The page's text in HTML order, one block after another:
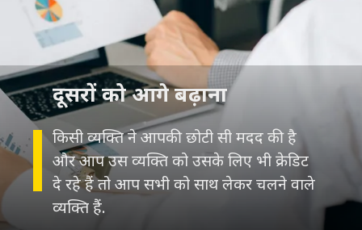
किसी व्यक्ति ने आपकी छोटी सी मदद की है
और आप उस व्यक्ति को उसके लिए भी क्रेडिट
दे रहे हैं तो आप सभी को साथ लेकर चलने वाले
दूसरों को आगे बढ़ाना